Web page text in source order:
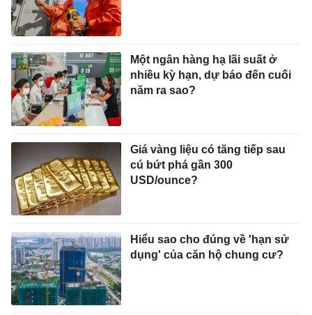
Một ngân hàng hạ lãi suất ở
nhiều kỳ hạn, dự báo đến cuối
năm ra sao?
Giá vàng liệu có tăng tiếp sau
cú bứt phá gần 300
USD/ounce?
Hiểu sao cho đúng về 'hạn sử
dụng' của căn hộ chung cư?